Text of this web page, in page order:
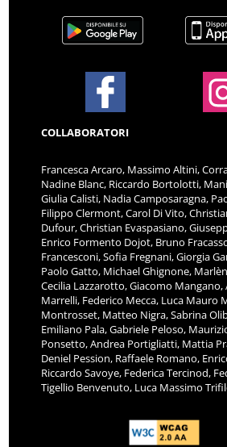
COLLABORATORI
Francesca Arcaro, Massimo Altini,
Nadine Blanc, Riccardo Bortolotti,
Giulia Calisti, Nadia Camposaragna,
Filippo Clermont, Carol Di Vito,
Dufour, Christian Evaspasiano,
Enrico Formento Dojot, Bruno
Francesconi, Sofia Fregnani, Giorgia
Paolo Gatto, Michael Ghignone,
Cecilia Lazzarotto, Giacomo Mangano,
Marrelli, Federico Mecca, Luca Mauro
Montrosset, Matteo Nigra, Sabrina
Emiliano Pala, Gabriele Peloso,
Ponsetto, Andrea Portigliatti, Mattia
Deniel Pession, Raffaele Romano,
Riccardo Savoye, Federica Tercinod,
Tigellio Benvenuto, Luca Massimo